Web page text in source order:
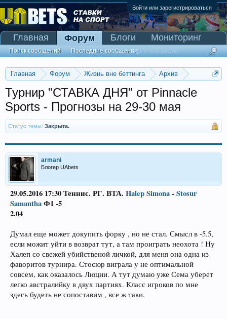
Войти или зарегистрироваться
Главная Форум Жизнь вне беттинга
Архив
Турнир "СТАВКА ДНЯ" от Pinnacle
Sports - Прогнозы на 29-30 мая
Статус темы: Закрыта.
armani
Блогер UAbets
29.05.2016 17:30Теннис. РГ. ВТА. Halep Simona-Stosur
SamanthaФ1 -5
2.04
Думал еще может докупить форку , но не стал. Смысл в -5.5,
если можит уйти в возврат тут, а там проиграть неохота ! Ну
Халеп со свежей убийственой личкой, для меня она одна из
фаворитов турнира. Стосюр виграла у не оптимальной
совсем, как оказалось Люции. А тут думаю уже Сема уберет
легко австралийку в двух партиях. Класс игроков по мне
здесь будеть не сопоставим , все ж таки.
Главная Форум
Поиск сообщений Последние сообщения
Блоги
Мониторинг
Сканер Pinnacle